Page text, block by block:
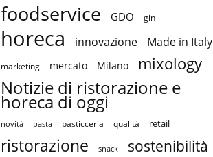
foodservice GDO gin
horeca innovazione Made in Italy
marketing mercato Milano mixology
Notizie di ristorazione e
horeca di oggi
novità pasta pasticceria qualità retail
ristorazione snack sostenibilità